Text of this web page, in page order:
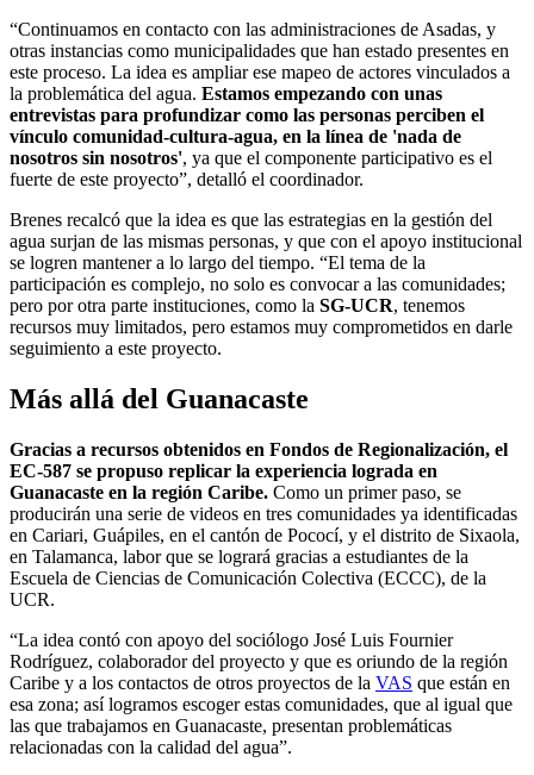
“Continuamos en contacto con las administraciones de Asadas, y
otras instancias como municipalidades que han estado presentes en
este proceso. La idea es ampliar ese mapeo de actores vinculados a
la problemática del agua. Estamos empezando con unas
entrevistas para profundizar como las personas perciben el
vínculo comunidad-cultura-agua, en la línea de 'nada de
nosotros sin nosotros', ya que el componente participativo es el
fuerte de este proyecto”, detalló el coordinador.
Brenes recalcó que la idea es que las estrategias en la gestión del
agua surjan de las mismas personas, y que con el apoyo institucional
se logren mantener a lo largo del tiempo. “El tema de la
participación es complejo, no solo es convocar a las comunidades;
pero por otra parte instituciones, como la SG-UCR, tenemos
recursos muy limitados, pero estamos muy comprometidos en darle
seguimiento a este proyecto.
Más allá del Guanacaste
Gracias a recursos obtenidos en Fondos de Regionalización, el
EC-587 se propuso replicar la experiencia lograda en
Guanacaste en la región Caribe. Como un primer paso, se
producirán una serie de videos en tres comunidades ya identificadas
en Cariari, Guápiles, en el cantón de Pococí, y el distrito de Sixaola,
en Talamanca, labor que se logrará gracias a estudiantes de la
Escuela de Ciencias de Comunicación Colectiva (ECCC), de la
UCR.
“La idea contó con apoyo del sociólogo José Luis Fournier
Rodríguez, colaborador del proyecto y que es oriundo de la región
Caribe y a los contactos de otros proyectos de la VAS que están en
esa zona; así logramos escoger estas comunidades, que al igual que
las que trabajamos en Guanacaste, presentan problemáticas
relacionadas con la calidad del agua”.